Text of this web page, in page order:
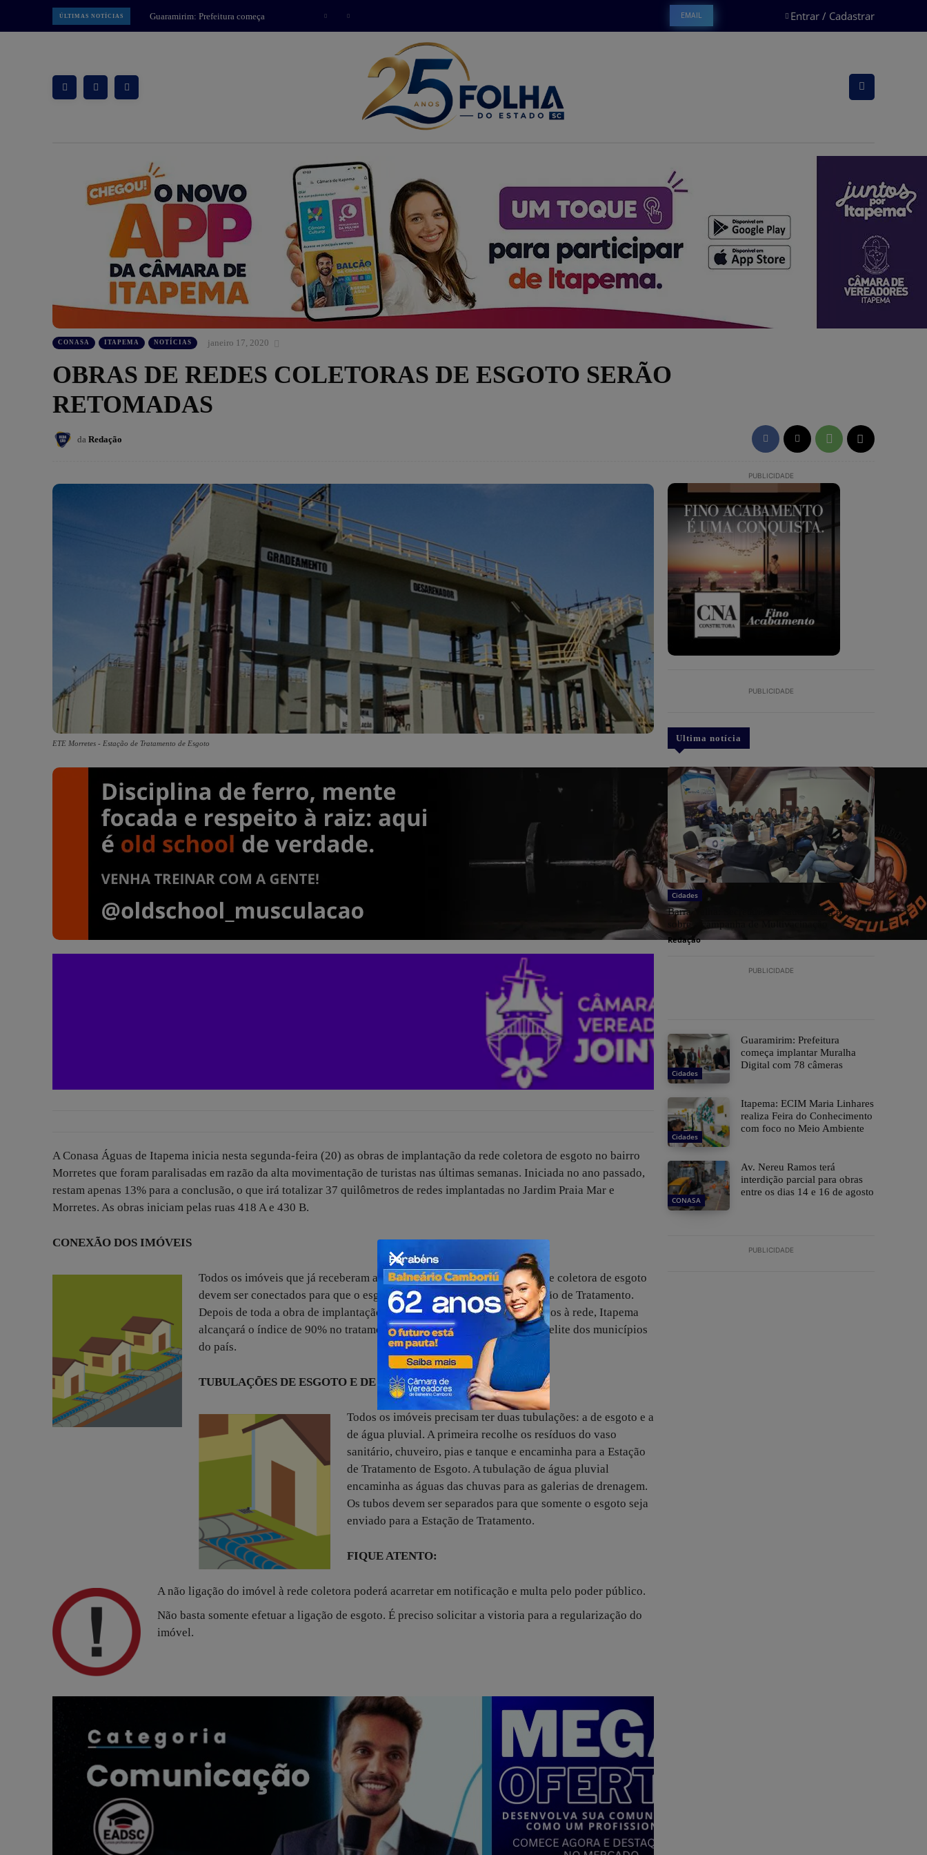
ÚLTIMAS NOTÍCIAS
Itapema: ECIM Maria Linhares
realiza Feira do Conhecimento com
EMAIL Entrar / Cadastrar
CONASA ITAPEMA NOTÍCIAS janeiro 17, 2020
OBRAS DE REDES COLETORAS DE ESGOTO SERÃO
RETOMADAS
da Redação
ETE Morretes - Estação de Tratamento de Esgoto
A Conasa Águas de Itapema inicia nesta segunda-feira (20) as obras de implantação da rede coletora de esgoto no bairro
Morretes que foram paralisadas em razão da alta movimentação de turistas nas últimas semanas. Iniciada no ano passado,
restam apenas 13% para a conclusão, o que irá totalizar 37 quilômetros de redes implantadas no Jardim Praia Mar e
Morretes. As obras iniciam pelas ruas 418 A e 430 B.
CONEXÃO DOS IMÓVEIS
Todos os imóveis que já receberam a comunicação para a conexão à rede coletora de esgoto
devem ser conectados para que o esgoto seja encaminhado para a Estação de Tratamento.
Depois de toda a obra de implantação finalizada e dos imóveis conectados à rede, Itapema
alcançará o índice de 90% no tratamento de esgoto, se posicionando na elite dos municípios
do país.
TUBULAÇÕES DE ESGOTO E DE ÁGUAS PLUVIAIS
Todos os imóveis precisam ter duas tubulações: a de esgoto e a
de água pluvial. A primeira recolhe os resíduos do vaso
sanitário, chuveiro, pias e tanque e encaminha para a Estação
de Tratamento de Esgoto. A tubulação de água pluvial
encaminha as águas das chuvas para as galerias de drenagem.
Os tubos devem ser separados para que somente o esgoto seja
enviado para a Estação de Tratamento.
FIQUE ATENTO:
A não ligação do imóvel à rede coletora poderá acarretar em notificação e multa pelo poder público.
Não basta somente efetuar a ligação de esgoto. É preciso solicitar a vistoria para a regularização do
imóvel.
PUBLICIDADE
PUBLICIDADE
Ultima notícia
Cidades
Barra Velha: Secretaria de Saúde lança podcast
sobre a campanha de Multivacinação
Redação
PUBLICIDADE
Cidades
Guaramirim: Prefeitura
começa implantar Muralha
Digital com 78 câmeras
Cidades
Itapema: ECIM Maria Linhares
realiza Feira do Conhecimento
com foco no Meio Ambiente
CONASA
Av. Nereu Ramos terá
interdição parcial para obras
entre os dias 14 e 16 de agosto
PUBLICIDADE